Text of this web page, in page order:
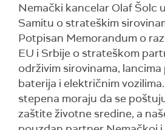
Nemački kancelar Olaf Šolc
Samitu o strateškim
Potpisan Memorandum o
EU i Srbije o strateškom
održivim sirovinama,
baterija i električnim
stepena moraju da se
zaštite životne sredine, a